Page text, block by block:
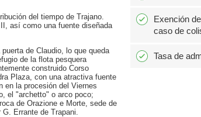
del tiempo de Trajano.
así como una fuente diseñada
de Claudio, lo que queda
de la flota pesquera
construido Corso
Plaza, con una atractiva fuente
en la procesión del Viernes
el "archetto" o arco poco;
de Orazione e Morte, sede de
Errante de Trapani.
Exención
caso de
Tasa de